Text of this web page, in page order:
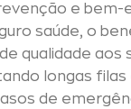
e bem-
saúde, o
qualidade aos
longas filas
de